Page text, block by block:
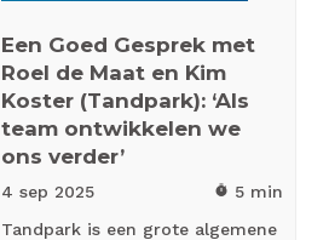
Een Goed Gesprek met
Roel de Maat en Kim
Koster (Tandpark): ‘Als
team ontwikkelen we
ons verder’
4 sep 2025 timer 5 min
Tandpark is een grote algemene